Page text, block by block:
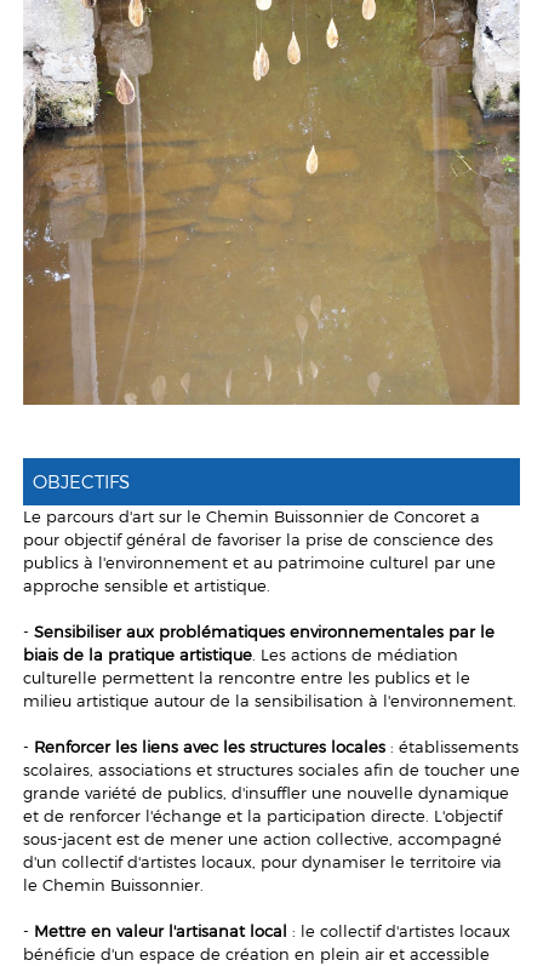
OBJECTIFS
Le parcours d'art sur le Chemin Buissonnier de Concoret a
pour objectif général de favoriser la prise de conscience des
publics à l'environnement et au patrimoine culturel par une
approche sensible et artistique.
- Sensibiliser aux problématiques environnementales par le
biais de la pratique artistique. Les actions de médiation
culturelle permettent la rencontre entre les publics et le
milieu artistique autour de la sensibilisation à l'environnement.
- Renforcer les liens avec les structures locales: établissements
scolaires, associations et structures sociales afin de toucher une
grande variété de publics, d'insuffler une nouvelle dynamique
et de renforcer l'échange et la participation directe. L'objectif
sous-jacent est de mener une action collective, accompagné
d'un collectif d'artistes locaux, pour dynamiser le territoire via
le Chemin Buissonnier.
- Mettre en valeur l'artisanat local : le collectif d'artistes locaux
bénéficie d'un espace de création en plein air et accessible